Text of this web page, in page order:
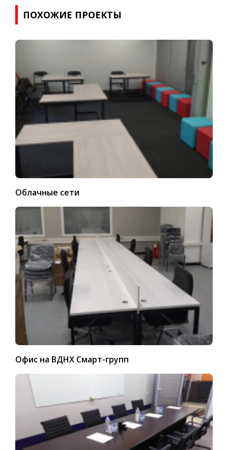
ПОХОЖИЕ ПРОЕКТЫ
Облачные сети
Офис на ВДНХ Смарт-групп